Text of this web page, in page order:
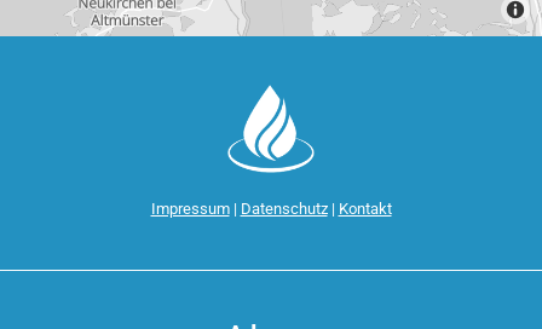
Impressum| Datenschutz| Kontakt